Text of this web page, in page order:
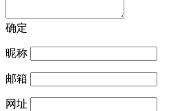
确定
昵称
邮箱
网址